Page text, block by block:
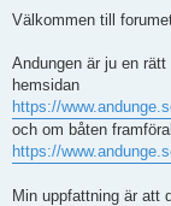
l
g
Välkommen till
Andungen är ju en
hemsidan
https://
och om båten
https://
Min uppfattning är att